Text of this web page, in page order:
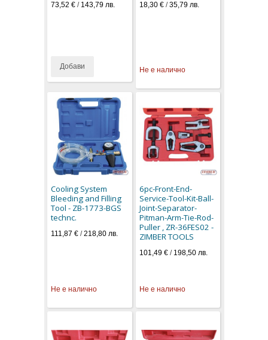
73,52 € / 143,79 лв.
Добави
18,30 €/35,79 лв.
Не е налично
Cooling System
Bleeding and Filling
Tool - ZB-1773-BGS
technc.
111,87 € /218,80 лв.
Не е налично
6pc-Front-End-
Service-Tool-Kit-Ball-
Joint-Separator-
Pitman-Arm-Tie-Rod-
Puller , ZR-36FES02 -
ZIMBER TOOLS
101,49 €/ 198,50 лв.
Не е налично